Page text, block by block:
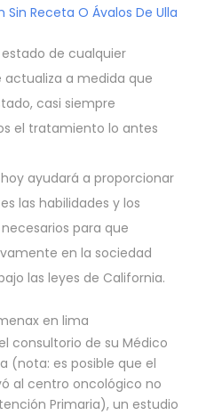
Receta O Ávalos De Ulla
de cualquier
actualiza a medida que
casi siempre
el tratamiento lo antes
ayudará a proporcionar
las habilidades y los
para que
en la sociedad
las leyes de California.
en lima
consultorio de su Médico
(nota: es posible que el
al centro oncológico no
Primaria), un estudio